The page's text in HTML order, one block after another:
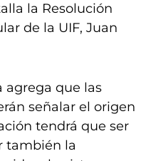
la Resolución
de la UIF, Juan
agrega que las
señalar el origen
tendrá que ser
también la